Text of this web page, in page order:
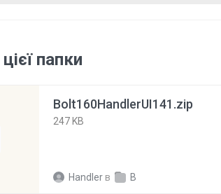
папки
Bolt160HandlerUI141.zip
247 KB
Handler в B